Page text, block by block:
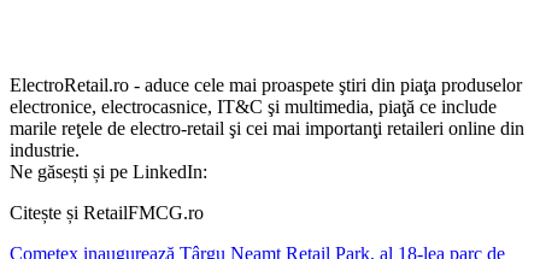
ElectroRetail.ro - aduce cele mai proaspete ştiri din piaţa produselor
electronice, electrocasnice, IT&C şi multimedia, piaţă ce include
marile reţele de electro-retail şi cei mai importanţi retaileri online din
industrie.
Ne găsești și pe LinkedIn:
Citește și RetailFMCG.ro
Cometex inaugurează Târgu Neamț Retail Park, al 18-lea parc de